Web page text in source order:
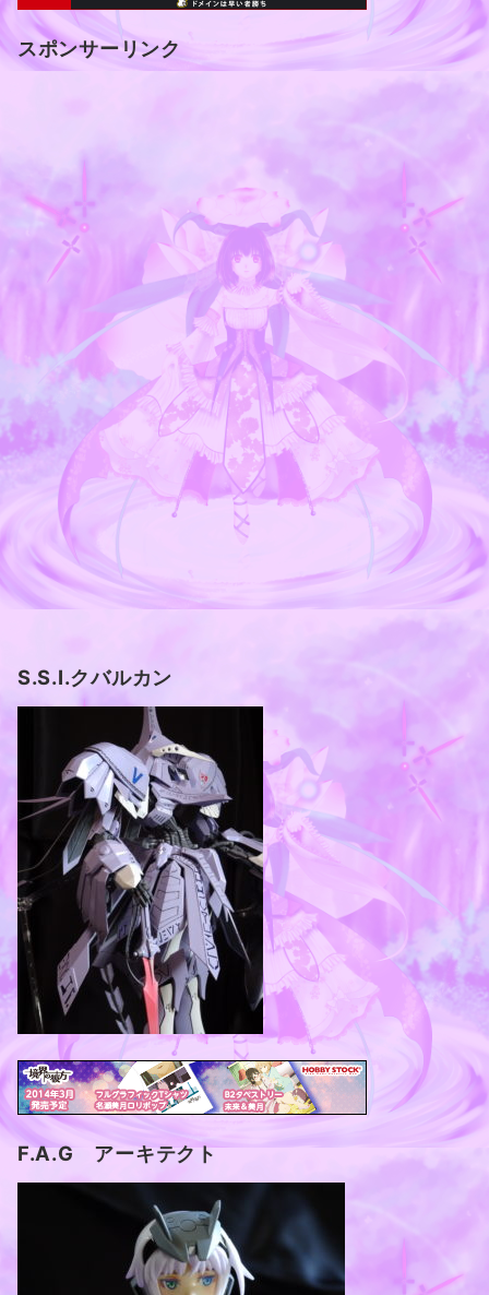
スポンサーリンク
S.S.I.クバルカン
F.A.G アーキテクト